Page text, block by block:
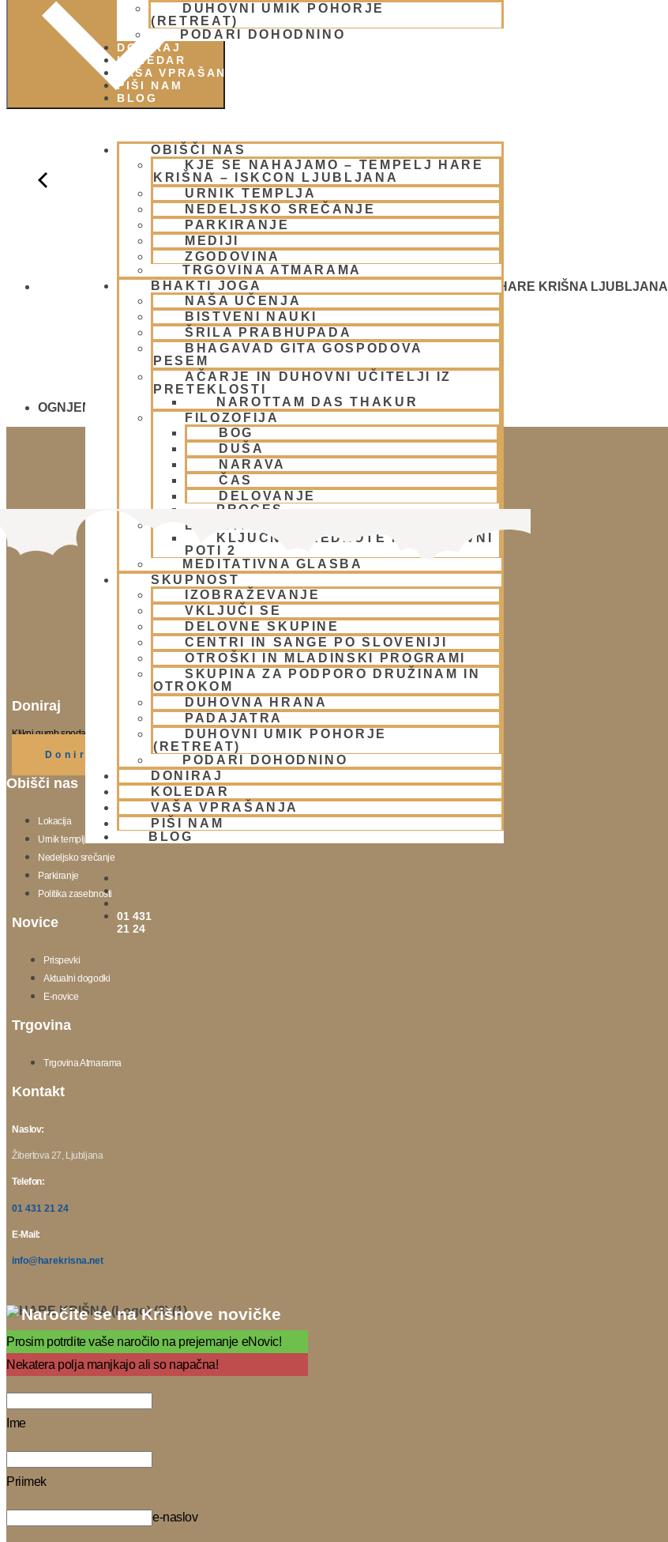
DUHOVNI UMIK POHORJE
(RETREAT)
PODARI DOHODNINO
DONIRAJ
KOLEDAR
VAŠA VPRAŠANJA
PIŠI NAM
BLOG
OBIŠČI NAS
KJE SE NAHAJAMO – TEMPELJ HARE
KRIŠNA – ISKCON LJUBLJANA
URNIK TEMPLJA
NEDELJSKO SREČANJE
PARKIRANJE
MEDIJI
ZGODOVINA
TRGOVINA ATMARAMA
BHAKTI JOGA
NAŠA UČENJA
BISTVENI NAUKI
ŠRILA PRABHUPADA
BHAGAVAD GITA GOSPODOVA
PESEM
AČARJE IN DUHOVNI UČITELJI IZ
PRETEKLOSTI
NAROTTAM DAS THAKUR
FILOZOFIJA
BOG
DUŠA
NARAVA
ČAS
DELOVANJE
PROCES
BHAKTI AKADEMIJA
KLJUČNE VREDNOTE NA DUHOVNI
POTI 2
MEDITATIVNA GLASBA
SKUPNOST
IZOBRAŽEVANJE
VKLJUČI SE
DELOVNE SKUPINE
CENTRI IN SANGE PO SLOVENIJI
OTROŠKI IN MLADINSKI PROGRAMI
SKUPINA ZA PODPORO DRUŽINAM IN
OTROKOM
DUHOVNA HRANA
PADAJATRA
DUHOVNI UMIK POHORJE
(RETREAT)
PODARI DOHODNINO
DONIRAJ
KOLEDAR
VAŠA VPRAŠANJA
PIŠI NAM
BLOG
01 431
21 24
NEDELJSKO SREČANJE - CENTER HARE KRIŠNA LJUBLJANA
OGNJENO ŽRTVOVANJE - NARASIMHA JAGJA - VSAKO SOBOTO
Doniraj
Klikni gumb spodaj.
Doniraj
Obišči nas
Lokacija
Urnik templja
Nedeljsko srečanje
Parkiranje
Politika zasebnosti
Novice
Prispevki
Aktualni dogodki
E-novice
Trgovina
Trgovina Atmarama
Kontakt
Naslov:
Žibertova 27, Ljubljana
Telefon:
01 431 21 24
E-Mail:
info@harekrisna.net
Naročite se na Krišnove novičke
Prosim potrdite vaše naročilo na prejemanje eNovic!
Nekatera polja manjkajo ali so napačna!
Ime
Priimek
e-naslov